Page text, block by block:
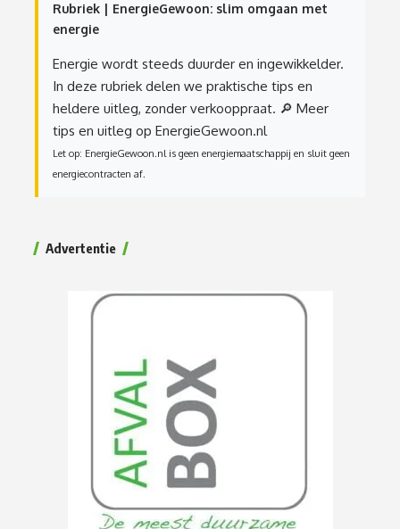
Rubriek | EnergieGewoon: slim omgaan met
energie
Energie wordt steeds duurder en ingewikkelder.
In deze rubriek delen we praktische tips en
heldere uitleg, zonder verkooppraat. 🔎 Meer
tips en uitleg op EnergieGewoon.nl
Let op: EnergieGewoon.nl is geen energiemaatschappij en sluit geen
energiecontracten af.
Advertentie